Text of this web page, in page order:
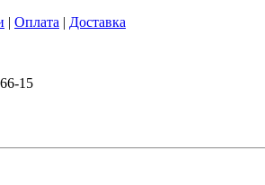
| Оплата | Доставка
15